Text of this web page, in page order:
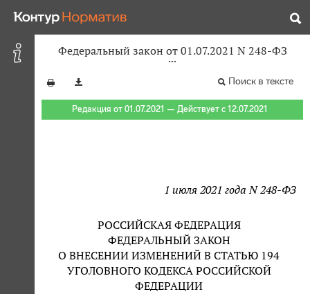
Федеральный закон от 01.07.2021 N 248-ФЗ
Поиск в тексте
Редакция от 01.07.2021 — Действует с 12.07.2021
1 июля 2021 года N 248-ФЗ
РОССИЙСКАЯ ФЕДЕРАЦИЯ
ФЕДЕРАЛЬНЫЙ ЗАКОН
О ВНЕСЕНИИ ИЗМЕНЕНИЙ В СТАТЬЮ 194
УГОЛОВНОГО КОДЕКСА РОССИЙСКОЙ
ФЕДЕРАЦИИ